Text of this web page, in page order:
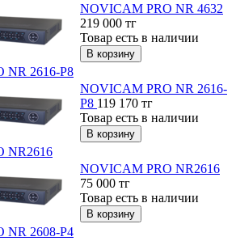
NOVICAM PRO NR 4632
219 000 тг
Товар есть в наличии
NR 2616-P8
NOVICAM PRO NR 2616-
P8 119 170 тг
Товар есть в наличии
NR2616
NOVICAM PRO NR2616
75 000 тг
Товар есть в наличии
NR 2608-P4